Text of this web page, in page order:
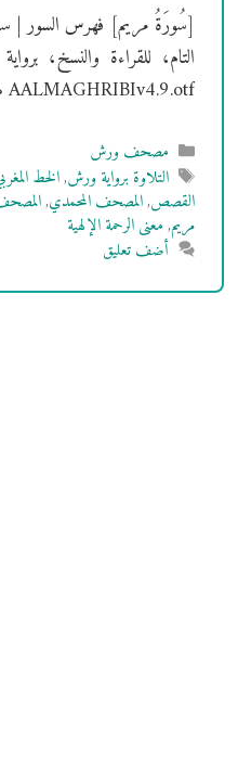
التام، للقراءة والنسخ،
AALMAGHRIBIv4.9.otf من هنا، ويثبته في حاسوبه حتى تظهر الآيات بالشكل …
التصنيفات
مصحف ورش
الوسوم
التلاوة برواية ورش,الخط
القصص,المصحف المحمدي,
مريم,معنى الرحمة الإلهية
أضف تعليق